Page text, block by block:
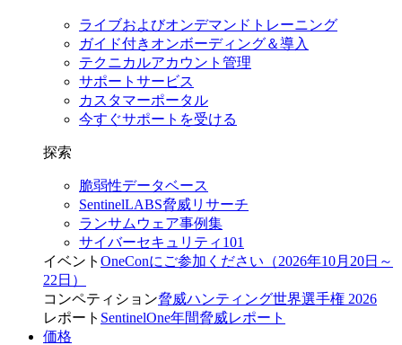
ライブおよびオンデマンドトレーニング
ガイド付きオンボーディング＆導入
テクニカルアカウント管理
サポートサービス
カスタマーポータル
今すぐサポートを受ける
探索
脆弱性データベース
SentinelLABS脅威リサーチ
ランサムウェア事例集
サイバーセキュリティ101
イベント OneConにご参加ください（2026年10月20日～
22日）
コンペティション脅威ハンティング世界選手権 2026
レポート SentinelOne年間脅威レポート
価格